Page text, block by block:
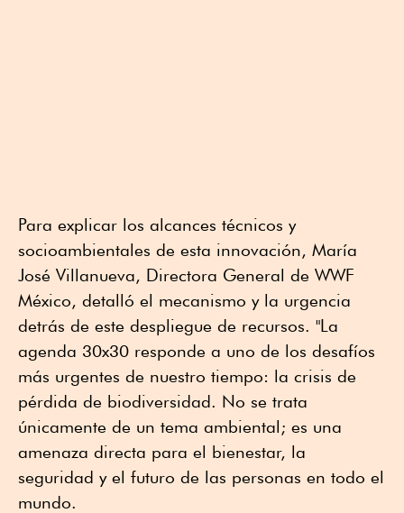
Para explicar los alcances técnicos y
socioambientales de esta innovación, María
José Villanueva, Directora General de WWF
México, detalló el mecanismo y la urgencia
detrás de este despliegue de recursos. "La
agenda 30x30 responde a uno de los desafíos
más urgentes de nuestro tiempo: la crisis de
pérdida de biodiversidad. No se trata
únicamente de un tema ambiental; es una
amenaza directa para el bienestar, la
seguridad y el futuro de las personas en todo el
mundo.